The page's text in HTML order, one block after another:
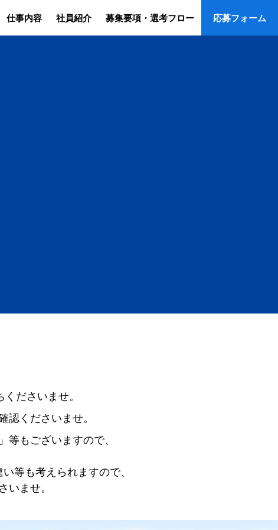
仕事内容 社員紹介 募集要項・ 選考フロー 応募フォーム
ださいませ。
認くださいませ。
もございますので、
等も考えられますので、
いませ。